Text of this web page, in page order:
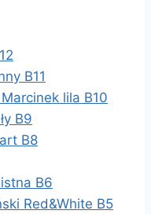
B11
lila B10
B9
B8
B6
Red&White B5